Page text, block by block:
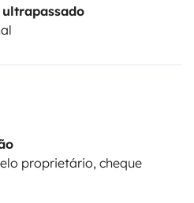
proprietário, cheque